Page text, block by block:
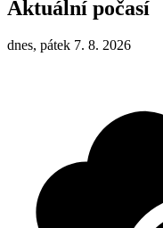
Aktuální počasí
dnes, pátek 7. 8. 2026